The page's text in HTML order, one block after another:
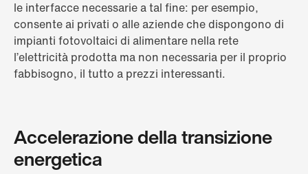
le interfacce necessarie a tal fine: per esempio,
consente ai privati o alle aziende che dispongono di
impianti fotovoltaici di alimentare nella rete
l’elettricità prodotta ma non necessaria per il proprio
fabbisogno, il tutto a prezzi interessanti.
Accelerazione della transizione
energetica